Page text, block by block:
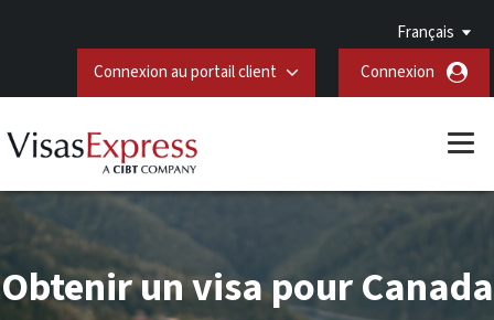
Français
Connexion au portail client
Connexion
Obtenir un visa pour Canada